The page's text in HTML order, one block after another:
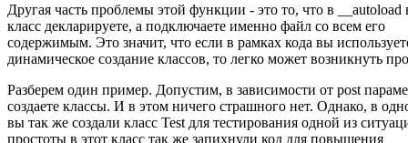
Другая часть проблемы этой функции - это то, что в __autoload
класс декларируете, а подключаете именно файл со всем его
содержимым. Это значит, что если в рамках кода вы
динамическое создание классов, то легко может возникнуть
Разберем один пример. Допустим, в зависимости от post
создаете классы. И в этом ничего страшного нет. Однако, в
вы так же создали класс Test для тестирования одной из
простоты в этот класс так же запихнули код для повышения